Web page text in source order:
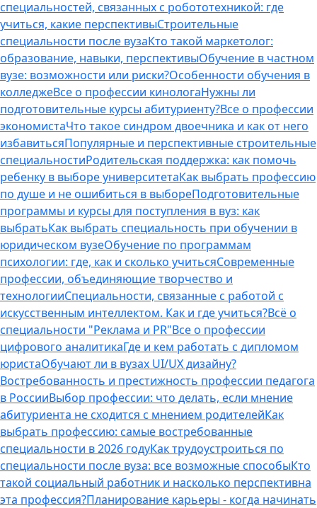
специальностей, связанных с робототехникой: где
учиться, какие перспективыСтроительные
специальности после вузаКто такой маркетолог:
образование, навыки, перспективыОбучение в частном
вузе: возможности или риски?Особенности обучения в
колледжеВсе о профессии кинологаНужны ли
подготовительные курсы абитуриенту?Все о профессии
экономистаЧто такое синдром двоечника и как от него
избавитьсяПопулярные и перспективные строительные
специальностиРодительская поддержка: как помочь
ребенку в выборе университетаКак выбрать профессию
по душе и не ошибиться в выбореПодготовительные
программы и курсы для поступления в вуз: как
выбратьКак выбрать специальность при обучении в
юридическом вузеОбучение по программам
психологии: где, как и сколько учитьсяСовременные
профессии, объединяющие творчество и
технологииСпециальности, связанные с работой с
искусственным интеллектом. Как и где учиться?Всё о
специальности "Реклама и PR"Все о профессии
цифрового аналитикаГде и кем работать с дипломом
юристаОбучают ли в вузах UI/UX дизайну?
Востребованность и престижность профессии педагога
в РоссииВыбор профессии: что делать, если мнение
абитуриента не сходится с мнением родителейКак
выбрать профессию: самые востребованные
специальности в 2026 годуКак трудоустроиться по
специальности после вуза: все возможные способыКто
такой социальный работник и насколько перспективна
эта профессия?Планирование карьеры - когда начинать